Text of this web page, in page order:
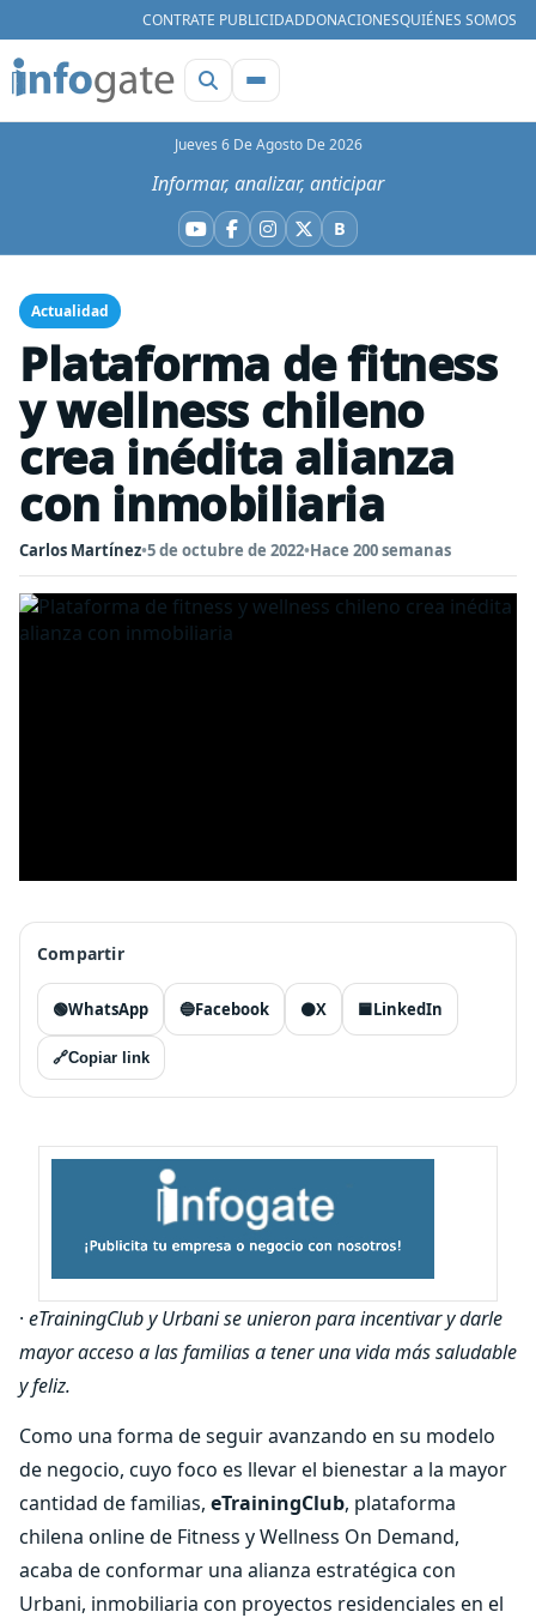
CONTRATE PUBLICIDADDONACIONESQUIÉNES SOMOS
Jueves 6 De Agosto De 2026
Informar, analizar, anticipar
YouTube
Facebook
Instagram
X BBluesky
Actualidad
Plataforma de fitness
y wellness chileno
crea inédita alianza
con inmobiliaria
Carlos Martínez•5 de octubre de 2022•Hace 200 semanas
Compartir
🟢WhatsApp 🔵Facebook ⚫X 🟦LinkedIn
🔗Copiar link
· eTrainingClub y Urbani se unieron para incentivar y darle
mayor acceso a las familias a tener una vida más saludable
y feliz.
Como una forma de seguir avanzando en su modelo
de negocio, cuyo foco es llevar el bienestar a la mayor
cantidad de familias, eTrainingClub, plataforma
chilena online de Fitness y Wellness On Demand,
acaba de conformar una alianza estratégica con
Urbani, inmobiliaria con proyectos residenciales en el